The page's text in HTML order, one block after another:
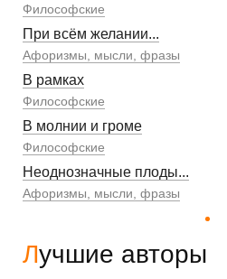
Философские
При всём желании...
Афоризмы, мысли, фразы
В рамках
Философские
В молнии и громе
Философские
Неоднозначные плоды...
Афоризмы, мысли, фразы
Лучшие авторы